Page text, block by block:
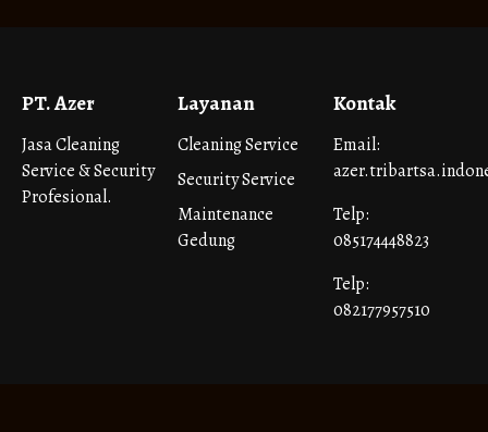
PT. Azer
Jasa Cleaning
Service & Security
Profesional.
Layanan
Cleaning Service
Security Service
Maintenance
Gedung
Kontak
Email:
Telp:
085174448823
Telp:
082177957510